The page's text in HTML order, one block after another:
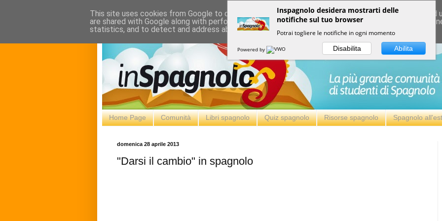
Home Page Comunità Libri spagnolo Quiz spagnolo Risorse spagnolo Spagnolo
domenica 28 aprile 2013
"Darsi il cambio" in spagnolo
This site uses cookies from Google to deliver its services and to analyze traffic. Your IP address and
are shared with Google along with performance and security metrics to ensure quality of service,
statistics, and to detect and address abuse.
Inspagnolo desidera mostrarti delle
notifiche sul tuo browser
Potrai togliere le notifiche in ogni momento
Powered by Disabilita Abilita